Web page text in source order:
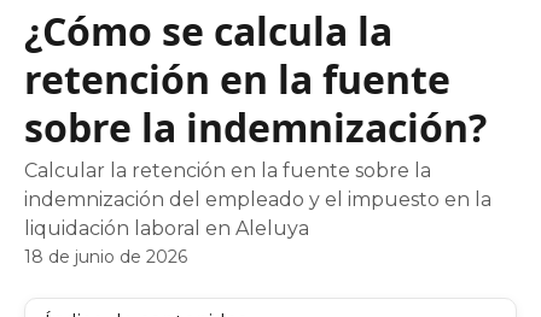
¿Cómo se calcula la
retención en la fuente
sobre la indemnización?
Calcular la retención en la fuente sobre la
indemnización del empleado y el impuesto en la
liquidación laboral en Aleluya
18 de junio de 2026